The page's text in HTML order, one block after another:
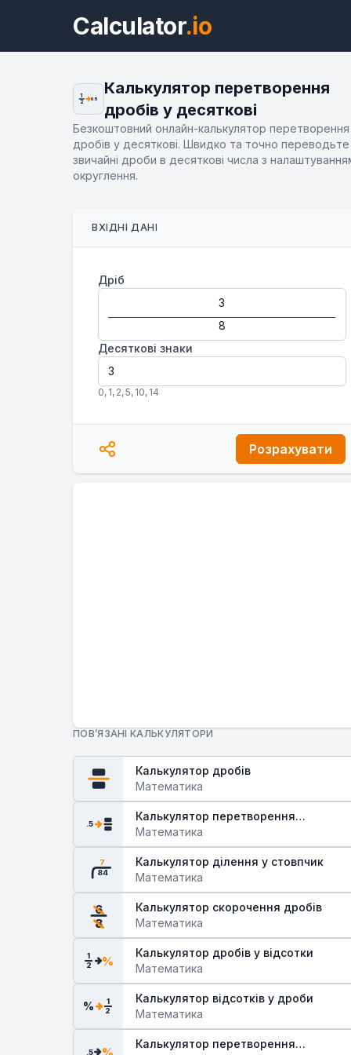
Calculator.io
1
2
0.5
Калькулятор перетворення
дробів у десяткові
Безкоштовний онлайн-калькулятор перетворення
дробів у десяткові. Швидко та точно переводьте
звичайні дроби в десяткові числа з
округлення.
ВХІДНІ ДАНІ
Дріб
Десяткові знаки
0, 1, 2,5, 10, 14
Розрахувати
ПОВ’ЯЗАНІ КАЛЬКУЛЯТОРИ
Калькулятор дробів
Математика
.5
Калькулятор перетворення
десяткових дробів у звичайні
Математика
84
7
Калькулятор ділення у стовпчик
Математика
6
8
Калькулятор скорочення дробів
Математика
1
2 %
Калькулятор дробів у відсотки
Математика
% 1
2
Калькулятор відсотків у дроби
Математика
.5
Калькулятор перетворення